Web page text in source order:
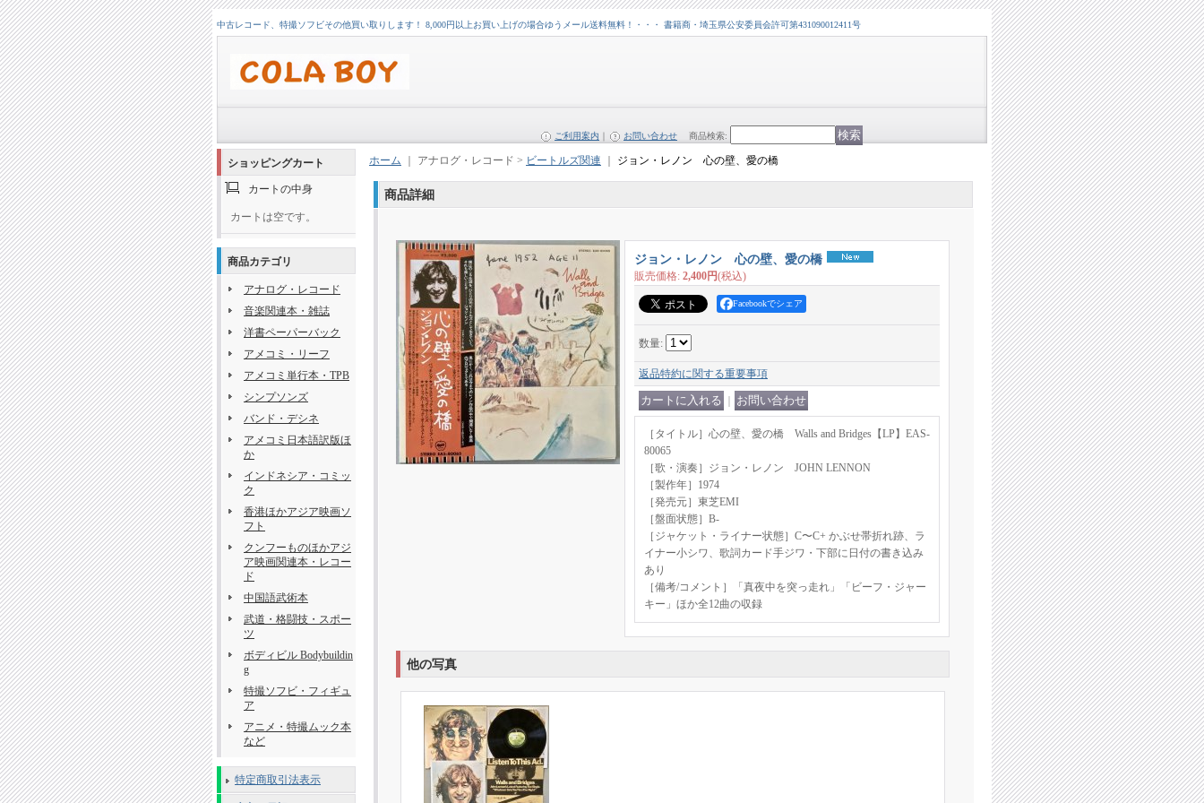
中古レコード、特撮ソフビその他買い取りします！ 8,000円以上お買い上げの場合ゆうメール送料無料！・・・ 書籍商・埼玉県公安委員会許可第431090012411号
ご利用案内 お問い合わせ 商品検索:
ショッピングカート
カートの中身
カートは空です。
商品カテゴリ
アナログ・レコード
音楽関連本・雑誌
洋書ペーパーバック
アメコミ・リーフ
アメコミ単行本・TPB
シンプソンズ
バンド・デシネ
アメコミ日本語訳版ほ
か
インドネシア・コミッ
ク
香港ほかアジア映画ソ
フト
クンフーものほかアジ
ア映画関連本・レコー
ド
中国語武術本
武道・格闘技・スポー
ツ
ボディビル Bodybuildin
g
特撮ソフビ・フィギュ
ア
アニメ・特撮ムック本
など
特定商取引法表示
ホーム ｜ アナログ・レコード > ビートルズ関連 ジョン・レノン 心の壁、愛の橋
商品詳細
ジョン・レノン 心の壁、愛の橋
販売価格: 2,400円(税込)
Facebookでシェア
数量:
返品特約に関する重要事項
［タイトル］心の壁、愛の橋 Walls and Bridges【LP】EAS-
80065
［歌・演奏］ジョン・レノン JOHN LENNON
［製作年］1974
［発売元］東芝EMI
［盤面状態］B-
［ジャケット・ライナー状態］C〜C+ かぶせ帯折れ跡、ラ
イナー小シワ、歌詞カード手ジワ・下部に日付の書き込み
あり
［備考/コメント］「真夜中を突っ走れ」「ビーフ・ジャー
キー」ほか全12曲の収録
他の写真